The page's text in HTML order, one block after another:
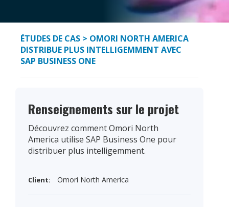
ÉTUDES DE CAS > OMORI NORTH AMERICA
DISTRIBUE PLUS INTELLIGEMMENT AVEC
SAP BUSINESS ONE
Renseignements sur le projet
Découvrez comment Omori North
America utilise SAP Business One pour
distribuer plus intelligemment.
Client: Omori North America